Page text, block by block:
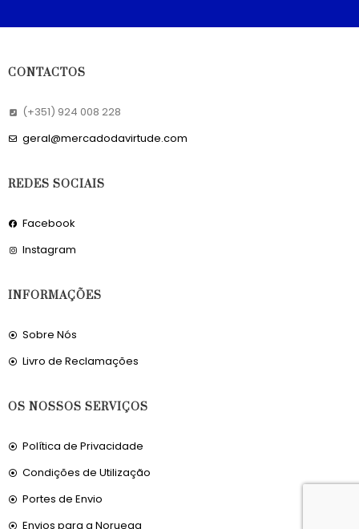
CONTACTOS
(+351) 924 008 228
geral@mercadodavirtude.com
REDES SOCIAIS
Facebook
Instagram
INFORMAÇÕES
Sobre Nós
Livro de Reclamações
OS NOSSOS SERVIÇOS
Política de Privacidade
Condições de Utilização
Portes de Envio
Envios para a Noruega